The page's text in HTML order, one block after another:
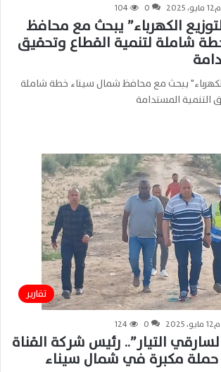
0
104
الكهرباء” يبحث مع محافظ
شاملة لتنمية القطاع وتحقيق
الكهرباء" يبحث مع محافظ شمال سيناء خطة شاملة
التنمية المستدامة
تقارير
0
124
التيار”.. رئيس شركة القناة
حملة مكبرة في شمال سيناء